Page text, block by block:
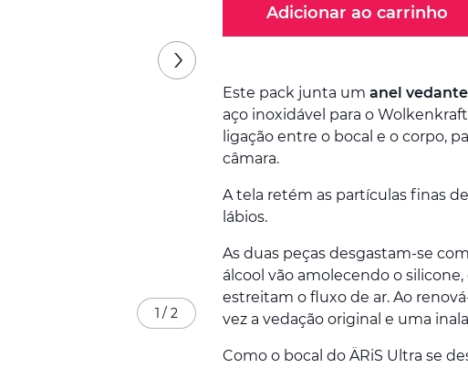
Adicionar ao carrinho
Este pack junta um anel
aço inoxidável para o
ligação entre o bocal e o corpo,
câmara.
A tela retém as partículas finas
lábios.
As duas peças desgastam-se
álcool vão amolecendo o
estreitam o fluxo de ar. Ao
vez a vedação original e uma
Como o bocal do ÄRiS Ultra se
1 / 2